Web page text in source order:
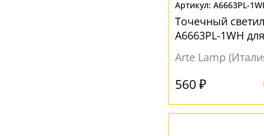
A6663PL-
Точечный
A6663PL-1WH
Arte Lamp
560 ₽